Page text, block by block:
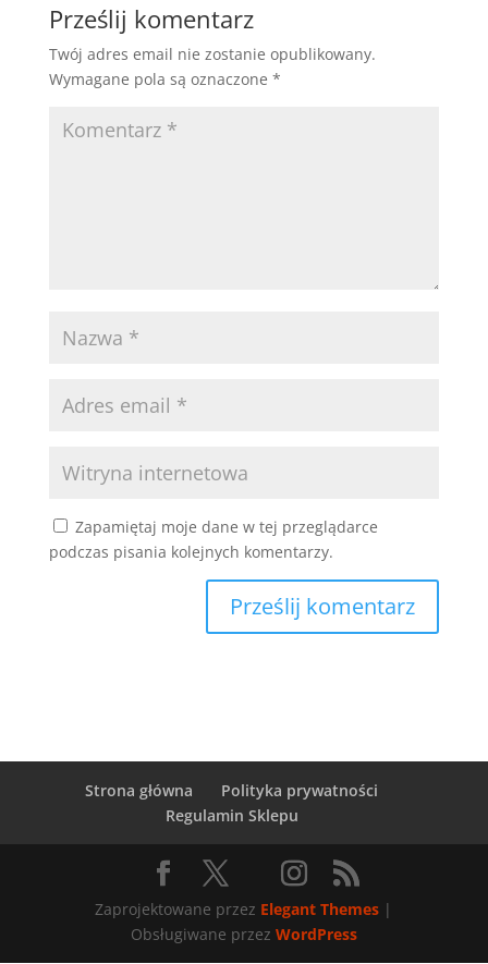
Prześlij komentarz
Twój adres email nie zostanie opublikowany.
Wymagane pola są oznaczone *
Zapamiętaj moje dane w tej przeglądarce
podczas pisania kolejnych komentarzy.
Strona główna
Polityka prywatności
Regulamin Sklepu
Zaprojektowane przez Elegant Themes |
Obsługiwane przez WordPress